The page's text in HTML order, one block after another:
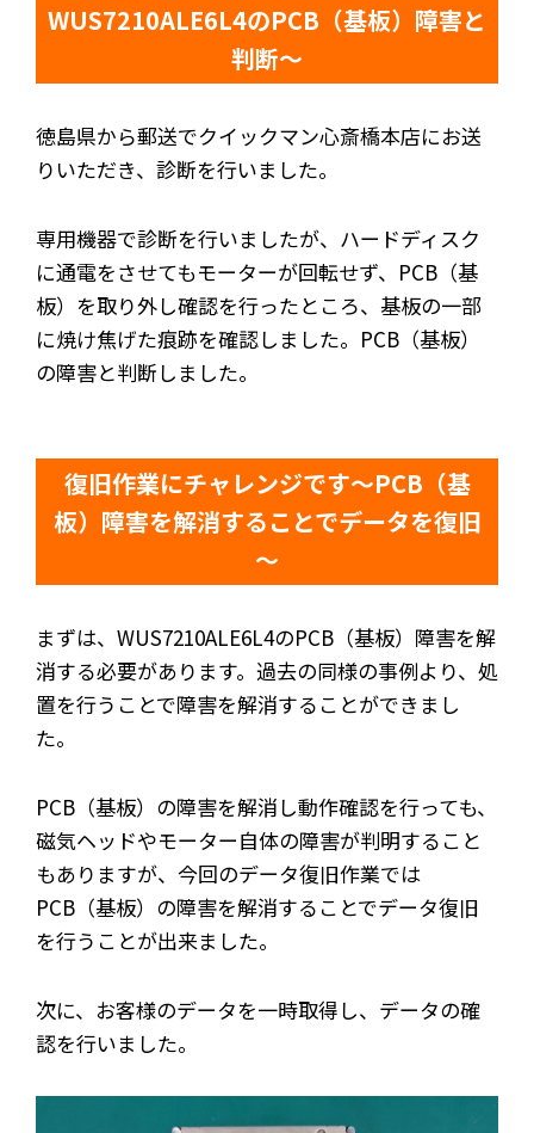
WUS7210ALE6L4のPCB（基板）障害と
判断～
徳島県から郵送でクイックマン心斎橋本店にお送
りいただき、診断を行いました。
専用機器で診断を行いましたが、ハードディスク
に通電をさせてもモーターが回転せず、PCB（基
板）を取り外し確認を行ったところ、基板の一部
に焼け焦げた痕跡を確認しました。PCB（基板）
の障害と判断しました。
復旧作業にチャレンジです～PCB（基
板）障害を解消することでデータを復旧
～
まずは、WUS7210ALE6L4のPCB（基板）障害を解
消する必要があります。過去の同様の事例より、処
置を行うことで障害を解消することができまし
た。
PCB（基板）の障害を解消し動作確認を行っても、
磁気ヘッドやモーター自体の障害が判明すること
もありますが、今回のデータ復旧作業では
PCB（基板）の障害を解消することでデータ復旧
を行うことが出来ました。
次に、お客様のデータを一時取得し、データの確
認を行いました。